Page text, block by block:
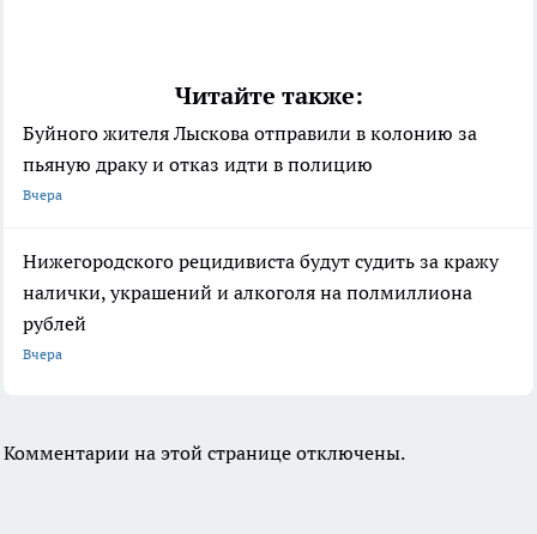
Читайте также:
Буйного жителя Лыскова отправили в колонию за
пьяную драку и отказ идти в полицию
Вчера
Нижегородского рецидивиста будут судить за кражу
налички, украшений и алкоголя на полмиллиона
рублей
Вчера
Комментарии на этой странице отключены.